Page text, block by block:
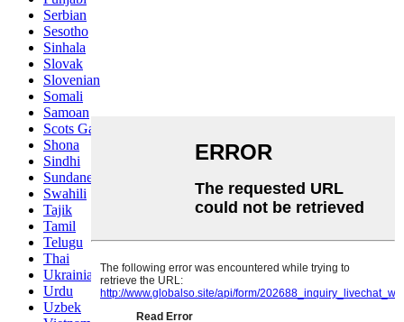
Serbian
Sesotho
Sinhala
Slovak
Slovenian
Somali
Samoan
Scots Gaelic
Shona
Sindhi
Sundanese
Swahili
Tajik
Tamil
Telugu
Thai
Ukrainian
Urdu
Uzbek